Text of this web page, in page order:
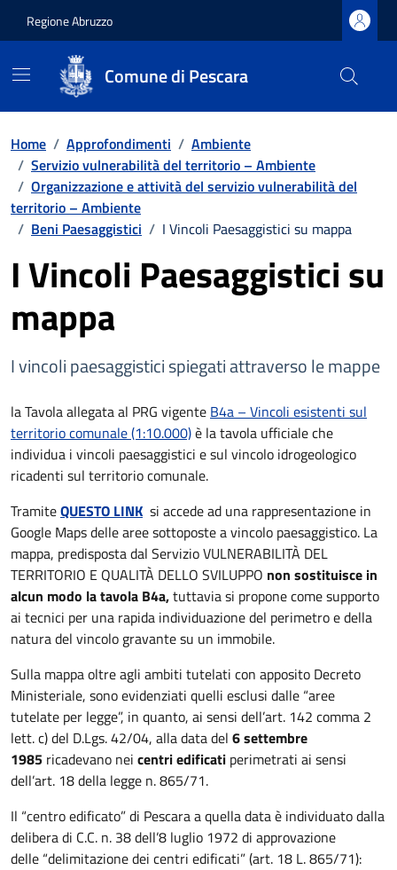
Regione Abruzzo
Comune di Pescara
Home / Approfondimenti / Ambiente
/ Servizio vulnerabilità del territorio – Ambiente
/ Organizzazione e attività del servizio vulnerabilità del
territorio – Ambiente
/ Beni Paesaggistici / I Vincoli Paesaggistici su mappa
I Vincoli Paesaggistici su
mappa
I vincoli paesaggistici spiegati attraverso le mappe
la Tavola allegata al PRG vigente B4a – Vincoli esistenti sul
territorio comunale (1:10.000)è la tavola ufficiale che
individua i vincoli paesaggistici e sul vincolo idrogeologico
ricadenti sul territorio comunale.
TramiteQUESTO LINK si accede ad una rappresentazione in
Google Maps delle aree sottoposte a vincolo paesaggistico. La
mappa, predisposta dal Servizio VULNERABILITÀ DEL
TERRITORIO E QUALITÀ DELLO SVILUPPO non sostituisce in
alcun modo la tavola B4a,tuttavia si propone come supporto
ai tecnici per una rapida individuazione del perimetro e della
natura del vincolo gravante su un immobile.
Sulla mappa oltre agli ambiti tutelati con apposito Decreto
Ministeriale, sono evidenziati quelli esclusi dalle “aree
tutelate per legge”, in quanto, ai sensi dell’art. 142 comma 2
lett. c) del D.Lgs. 42/04, alla data del 6 settembre
1985 ricadevano nei centri edificati perimetrati ai sensi
dell’art. 18 della legge n. 865/71.
Il “centro edificato” di Pescara a quella data è individuato dalla
delibera di C.C. n. 38 dell’8 luglio 1972 di approvazione
delle “delimitazione dei centri edificati” (art. 18 L. 865/71):